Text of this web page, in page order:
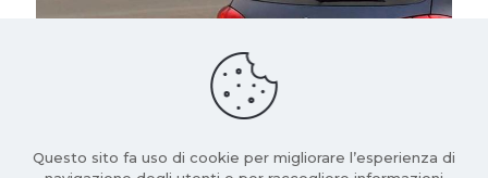
Diesel Euro 5: da ottobre lo stop alla circolazione in
quattro regioni. Le auto interessate e cosa fare
Questo sito fa uso di cookie per migliorare l’esperienza di